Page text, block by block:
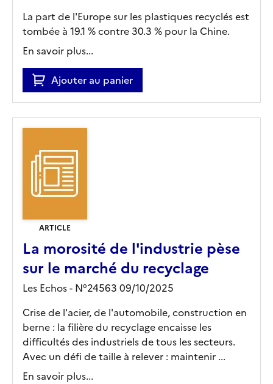
La part de l'Europe sur les plastiques recyclés est
tombée à 19.1 % contre 30.3 % pour la Chine.
En savoir plus...
Ajouter au panier
ARTICLE
La morosité de l'industrie pèse
sur le marché du recyclage
Les Echos - N°24563 09/10/2025
Crise de l'acier, de l'automobile, construction en
berne : la filière du recyclage encaisse les
difficultés des industriels de tous les secteurs.
Avec un défi de taille à relever : maintenir ...
En savoir plus...